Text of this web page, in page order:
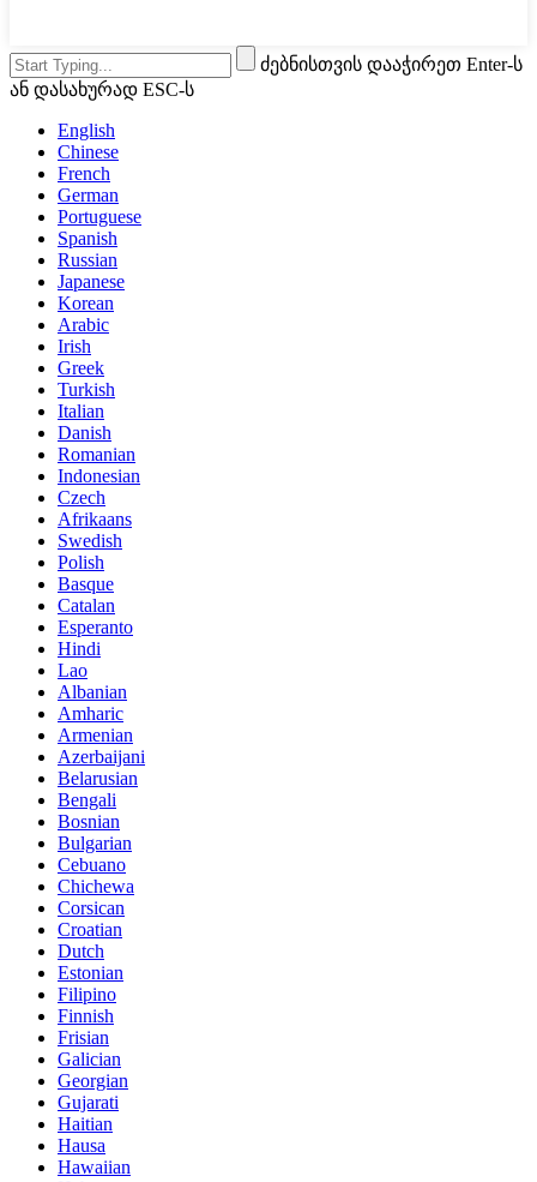
ძებნისთვის დააჭირეთ Enter-ს
ან დასახურად ESC-ს
English
Chinese
French
German
Portuguese
Spanish
Russian
Japanese
Korean
Arabic
Irish
Greek
Turkish
Italian
Danish
Romanian
Indonesian
Czech
Afrikaans
Swedish
Polish
Basque
Catalan
Esperanto
Hindi
Lao
Albanian
Amharic
Armenian
Azerbaijani
Belarusian
Bengali
Bosnian
Bulgarian
Cebuano
Chichewa
Corsican
Croatian
Dutch
Estonian
Filipino
Finnish
Frisian
Galician
Georgian
Gujarati
Haitian
Hausa
Hawaiian